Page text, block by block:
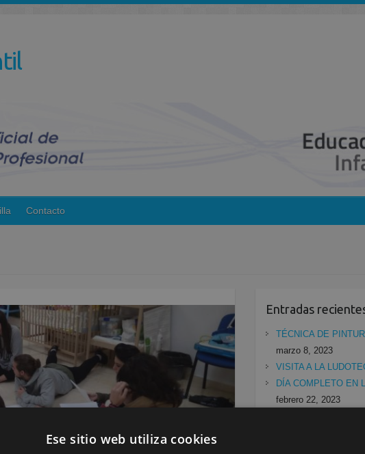
Contacto
Entradas
TÉCNICA DE
marzo 8, 2023
VISITA A LA
DÍA COMPLETO EN
febrero 22, 2023
VISITA ESCUELA
Ese sitio web utiliza cookies